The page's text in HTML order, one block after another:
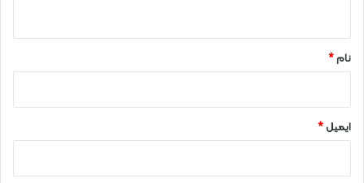
نام*
ایمیل*